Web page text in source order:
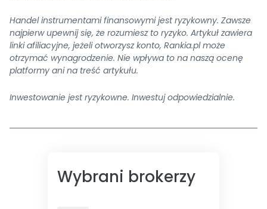
Handel instrumentami finansowymi jest ryzykowny. Zawsze
najpierw upewnij się, że rozumiesz to ryzyko. Artykuł zawiera
linki afiliacyjne, jeżeli otworzysz konto, Rankia.plmoże
otrzymać wynagrodzenie. Nie wpływa to na naszą ocenę
platformy ani na treść artykułu.
Inwestowanie jest ryzykowne. Inwestuj odpowiedzialnie.
Wybrani brokerzy